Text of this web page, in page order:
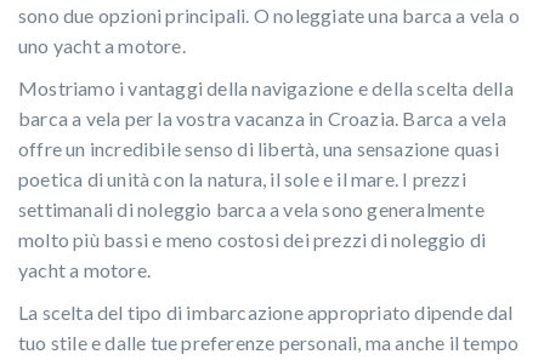
sono due opzioni principali. O noleggiate una barca a vela o
uno yacht a motore.
Mostriamo i vantaggi della navigazione e della scelta della
barca a vela per la vostra vacanza in Croazia. Barca a vela
offre un incredibile senso di libertà, una sensazione quasi
poetica di unità con la natura, il sole e il mare. I prezzi
settimanali di noleggio barca a vela sono generalmente
molto più bassi e meno costosi dei prezzi di noleggio di
yacht a motore.
La scelta del tipo di imbarcazione appropriato dipende dal
tuo stile e dalle tue preferenze personali, ma anche il tempo